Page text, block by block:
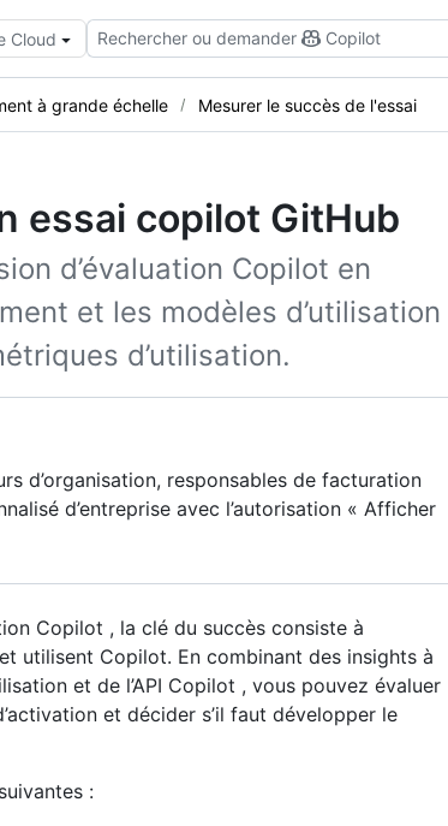
Cloud Rechercher ou demander Copilot
à grande échelle Mesurer le succès de l'essai
essai copilot GitHub
d’évaluation Copilot en
et les modèles d’utilisation
d’utilisation.
d’organisation, responsables de facturation
d’entreprise avec l’autorisation « Afficher
Copilot , la clé du succès consiste à
utilisent Copilot. En combinant des insights à
et de l’API Copilot , vous pouvez évaluer
et décider s’il faut développer le
: